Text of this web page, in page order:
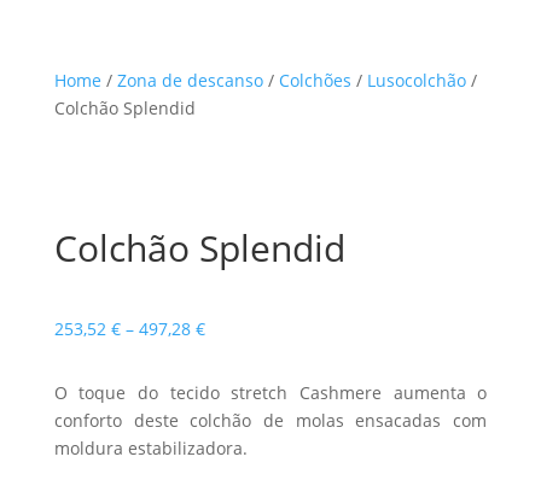
Home / Zona de descanso/ Colchões / Lusocolchão/
Colchão Splendid
Colchão Splendid
253,52 € – 497,28 €Price
253,52 €
through
497,28 €
O toque do tecido stretch Cashmere aumenta o
conforto deste colchão de molas ensacadas com
moldura estabilizadora.